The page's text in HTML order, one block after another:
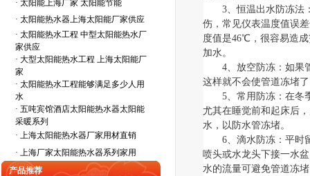
· 太阳能上海厂家 太阳能节能
· 太阳能热水器上海太阳能厂家供应
· 太阳能热水工程 中型太阳能热水厂
家供应
· 大型太阳能热水工程 上海太阳能厂
家
· 太阳能热水工程能够满足多少人用
水
· 五吨宾馆酒店太阳能热水器太阳能
采暖系列
· 上海太阳能热水器厂家用材直销
· 上海厂家太阳能热水器系列家用
产品推荐
3、恒温出水防冻法
伤，常见仪表温度值误
度值是46℃，很容易造成
加水。
4、放空防冻：如果
这样就不会使管道冻堵
5、常用防冻：在冬
尤其在睡觉前和起床后
水，以防水管冻堵。
6、滴水防冻：平时
喷头或水龙头下接一水
水的流量可避免管道冻